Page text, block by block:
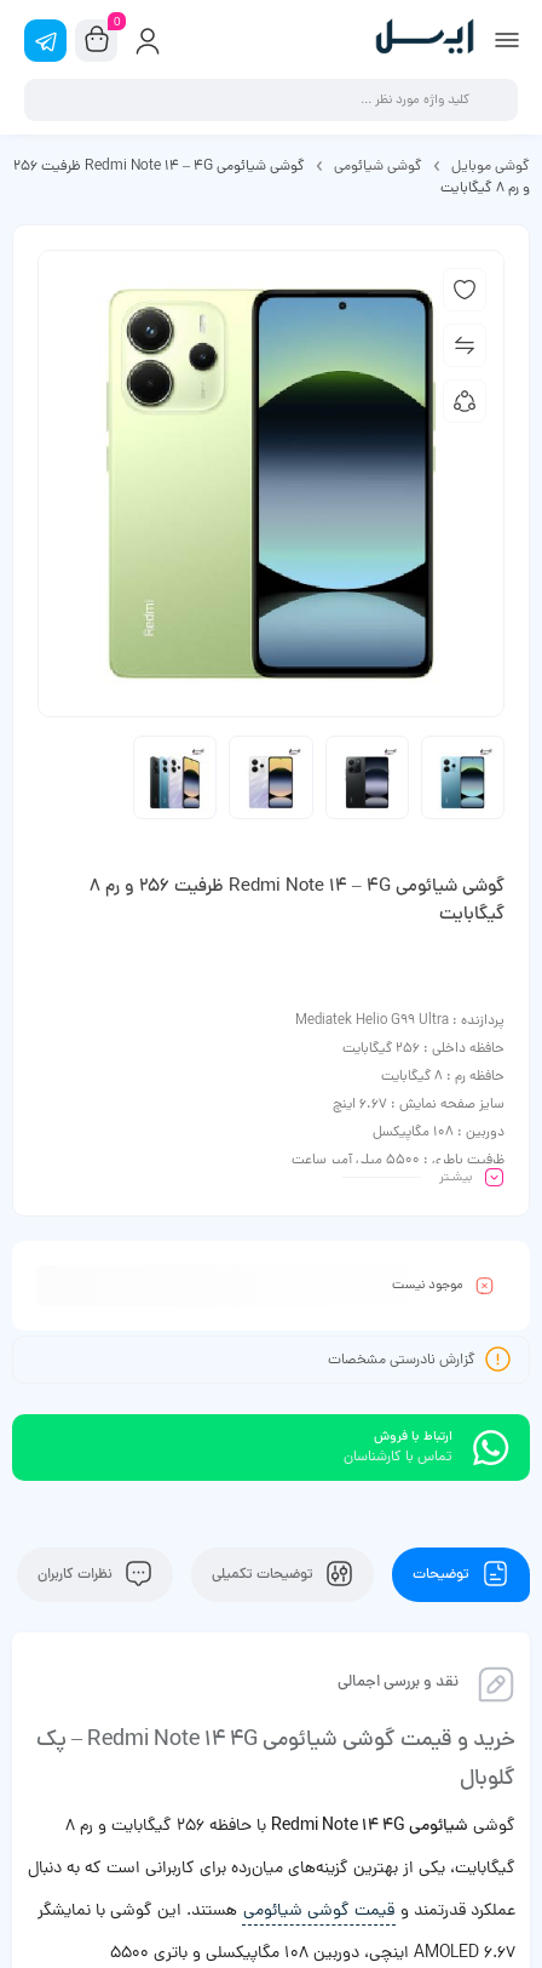
0
گوشی موبایل گوشی شیائومی
گوشی شیائومی Redmi Note 14 – 4G ظرفیت 256
و رم 8 گیگابایت
گوشی شیائومی Redmi Note 14 – 4G ظرفیت 256 و رم 8
گیگابایت
پردازنده : Mediatek Helio G99 Ultra
حافظه داخلی : 256 گیگابایت
حافظه رم : 8 گیگابایت
سایز صفحه نمایش : 6.67 اینچ
دوربین : 108 مگاپیکسل
ظرفیت باطری : 5500 میلی آمپر ساعت
بیشـتر
موجود نیست
گزارش نادرستی مشخصات
ارتباط با فروش
تماس با کارشناسان
توضیحات توضیحات تکمیلی نظرات کاربران
نقد و بررسی اجمالی
خرید و قیمت گوشی شیائومی Redmi Note 14 4G – پک
گلوبال
گوشی شیائومی Redmi Note 14 4G
با حافظه 256 گیگابایت و رم 8
گیگابایت، یکی از بهترین گزینه‌های میان‌رده برای کاربرانی است که به دنبال
عملکرد قدرتمند و قیمت گوشی شیائومی هستند. این گوشی با نمایشگر
AMOLED 6.67 اینچی، دوربین 108 مگاپیکسلی و باتری 5500